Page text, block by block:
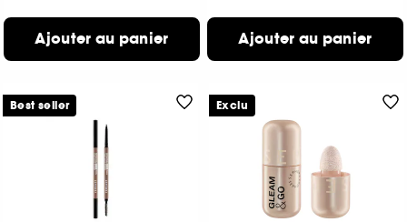
Ajouter au panier Ajouter au panier
Best seller Exclu